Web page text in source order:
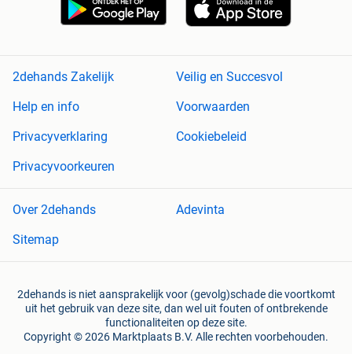
2dehands Zakelijk
Veilig en Succesvol
Help en info
Voorwaarden
Privacyverklaring
Cookiebeleid
Privacyvoorkeuren
Over 2dehands
Adevinta
Sitemap
2dehands is niet aansprakelijk voor (gevolg)schade die voortkomt
uit het gebruik van deze site, dan wel uit fouten of ontbrekende
functionaliteiten op deze site.
Copyright © 2026 Marktplaats B.V. Alle rechten voorbehouden.